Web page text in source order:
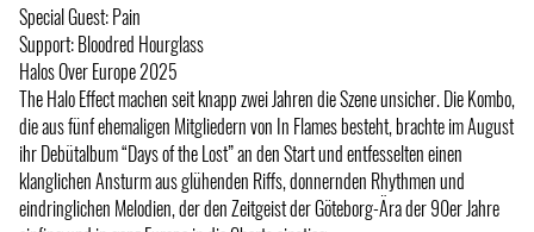
Special Guest: Pain
Support: Bloodred Hourglass
Halos Over Europe 2025
The Halo Effect machen seit knapp zwei Jahren die Szene unsicher. Die Kombo,
die aus fünf ehemaligen Mitgliedern von In Flames besteht, brachte im August
ihr Debütalbum “Days of the Lost” an den Start und entfesselten einen
klanglichen Ansturm aus glühenden Riffs, donnernden Rhythmen und
eindringlichen Melodien, der den Zeitgeist der Göteborg-Ära der 90er Jahre